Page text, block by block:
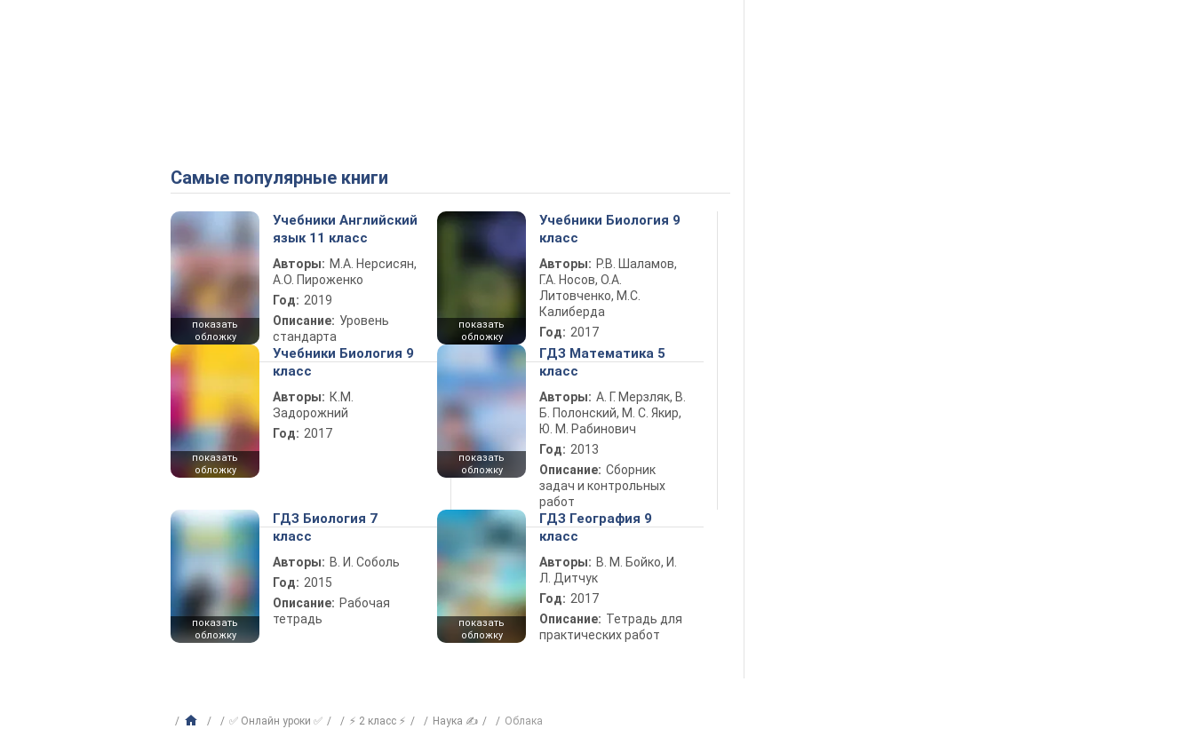
Самые популярные книги
показать
обложку
Учебники Английский
язык 11 класс
Авторы: М.А. Нерсисян,
А.О. Пироженко
Год: 2019
Описание: Уровень
стандарта
показать
обложку
Учебники Биология 9
класс
Авторы: Р.В. Шаламов,
Г.А. Носов, О.А.
Литовченко, М.С.
Калиберда
Год: 2017
показать
обложку
Учебники Биология 9
класс
Авторы: К.М.
Задорожний
Год: 2017
показать
обложку
ГДЗ Математика 5
класс
Авторы: А. Г. Мерзляк, В.
Б. Полонский, М. С. Якир,
Ю. М. Рабинович
Год: 2013
Описание: Сборник
задач и контрольных
работ
показать
обложку
ГДЗ Биология 7
класс
Авторы: В. И. Соболь
Год: 2015
Описание: Рабочая
тетрадь
показать
обложку
ГДЗ География 9
класс
Авторы: В. М. Бойко, И.
Л. Дитчук
Год: 2017
Описание: Тетрадь для
практических работ
✅ Онлайн уроки ✅ ⚡ 2 класс ⚡ Наука ✍ Облака